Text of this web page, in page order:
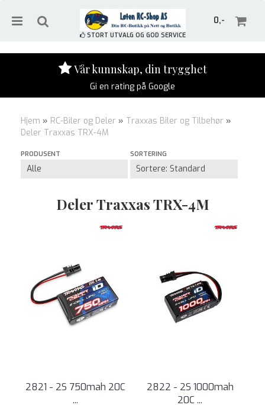
0,-
STORT UTVALG OG GOD SERVICE
Vår kunnskap, din trygghet
Gi en rating på Google
Hjem » RC-Biler og Deler » Traxxas Biler og Tilbehør »
Deler Traxxas TRX-4M
PRODUSENT SORTERING
Deler Traxxas TRX-4M
2821 - 2S 750mah 20C
...
2822 - 2S 1000mah
20C ...